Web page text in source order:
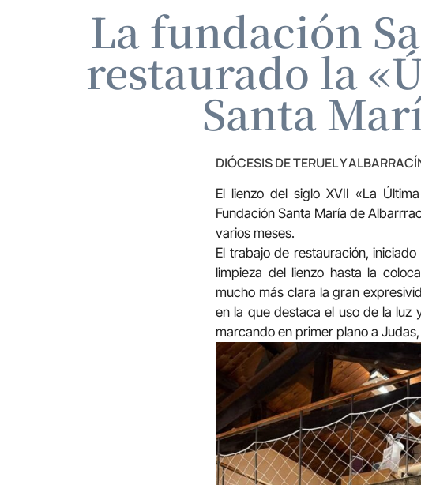
La fundación
restaurado la
Santa
DIÓCESIS DE TERUEL Y
El lienzo del siglo XVII «La
Fundación Santa María de
varios meses.
El trabajo de restauración,
limpieza del lienzo hasta la
mucho más clara la gran
en la que destaca el uso de la luz
marcando en primer plano a